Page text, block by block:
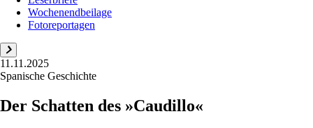
Wochenendbeilage
Fotoreportagen
11.11.2025
Spanische Geschichte
Der Schatten des »Caudillo«